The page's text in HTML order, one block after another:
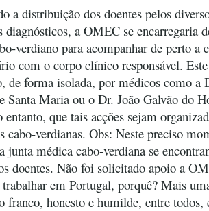
a distribuição dos doentes pelos
diagnósticos, a OMEC se encarregaria
verdiano para acompanhar de perto a
com o corpo clínico responsável.
de forma isolada, por médicos como a
Santa Maria ou o Dr. João Galvão do
entanto, que tais acções sejam
cabo-verdianas. Obs: Neste preciso
junta médica cabo-verdiana se
doentes. Não foi solicitado apoio a
em Portugal, porquê? Mais
franco, honesto e humilde, entre